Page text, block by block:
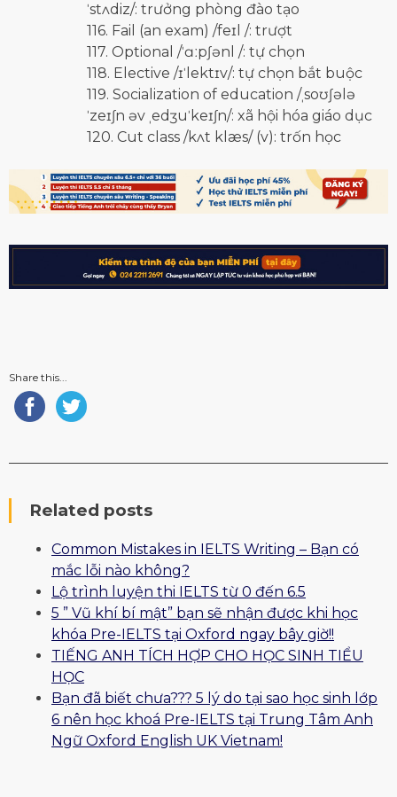
ˈstʌdiz/: trưởng phòng đào tạo
116. Fail (an exam) /feɪl /: trượt
117. Optional /ˈɑːpʃənl /: tự chọn
118. Elective /ɪˈlektɪv/: tự chọn bắt buộc
119. Socialization of education /ˌsoʊʃələ
ˈzeɪʃn əv ˌedʒuˈkeɪʃn/: xã hội hóa giáo dục
120. Cut class /kʌt klæs/ (v): trốn học
Share this...
Related posts
Common Mistakes in IELTS Writing – Bạn có
mắc lỗi nào không?
Lộ trình luyện thi IELTS từ 0 đến 6.5
5 ” Vũ khí bí mật” bạn sẽ nhận được khi học
khóa Pre-IELTS tại Oxford ngay bây giờ!!
TIẾNG ANH TÍCH HỢP CHO HỌC SINH TIỂU
HỌC
Bạn đã biết chưa??? 5 lý do tại sao học sinh lớp
6 nên học khoá Pre-IELTS tại Trung Tâm Anh
Ngữ Oxford English UK Vietnam!